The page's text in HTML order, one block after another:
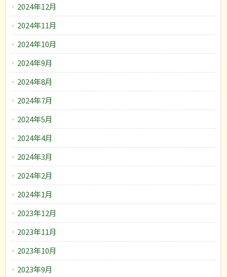
2024年12月
2024年11月
2024年10月
2024年9月
2024年8月
2024年7月
2024年5月
2024年4月
2024年3月
2024年2月
2024年1月
2023年12月
2023年11月
2023年10月
2023年9月